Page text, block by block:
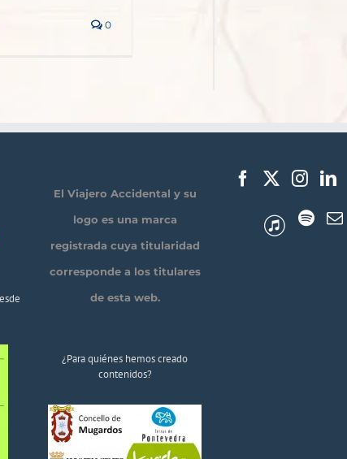
0
El Viajero Accidental y su
logo es una marca
registrada cuya titularidad
corresponde a los titulares
de esta web.
¿Para quiénes hemos creado
contenidos?